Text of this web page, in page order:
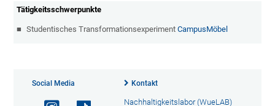
Tätigkeitsschwerpunkte
Studentisches Transformationsexperiment CampusMöbel
Social Media Kontakt
Nachhaltigkeitslabor (WueLAB)